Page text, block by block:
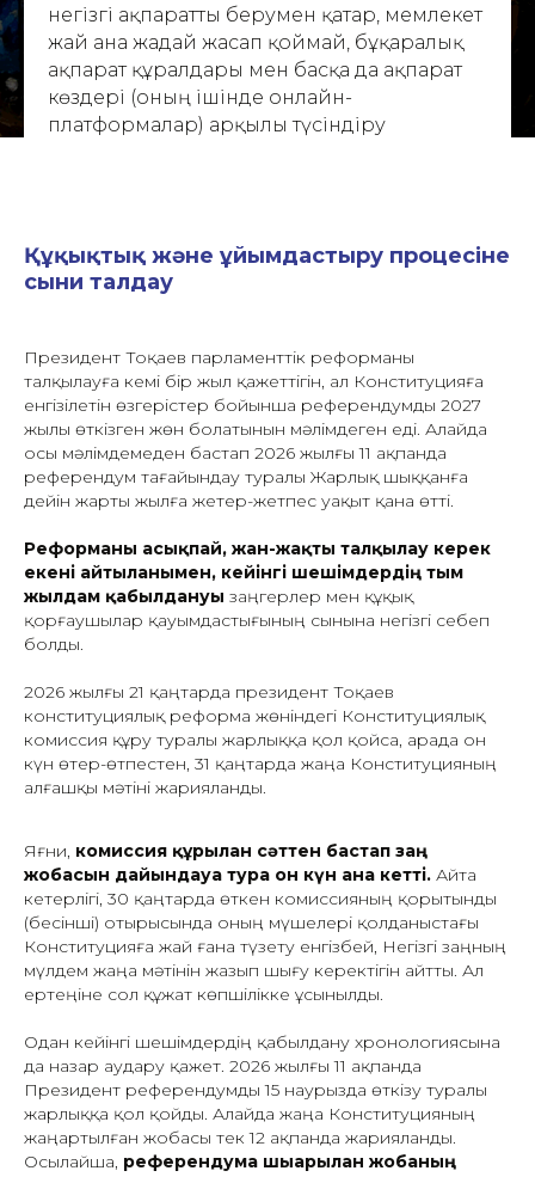
негізгі ақпаратты берумен қатар, мемлекет
жай ғана жағдай жасап қоймай, бұқаралық
ақпарат құралдары мен басқа да ақпарат
көздері (оның ішінде онлайн-
платформалар) арқылы түсіндіру
Құқықтық және ұйымдастыру процесіне
сыни талдау
Президент Тоқаев парламенттік реформаны
талқылауға кемі бір жыл қажеттігін, ал Конституцияға
енгізілетін өзгерістер бойынша референдумды 2027
жылы өткізген жөн болатынын мәлімдеген еді. Алайда
осы мәлімдемеден бастап 2026 жылғы 11 ақпанда
референдум тағайындау туралы Жарлық шыққанға
дейін жарты жылға жетер-жетпес уақыт қана өтті.
Реформаны асықпай, жан-жақты талқылау керек
екені айтылғанымен, кейінгі шешімдердің тым
жылдам қабылдануы заңгерлер мен құқық
қорғаушылар қауымдастығының сынына негізгі себеп
болды.
2026 жылғы 21 қаңтарда президент Тоқаев
конституциялық реформа жөніндегі Конституциялық
комиссия құру туралы жарлыққа қол қойса, арада он
күн өтер-өтпестен, 31 қаңтарда жаңа Конституцияның
алғашқы мәтіні жарияланды.
Яғни, комиссия құрылған сәттен бастап заң
жобасын дайындауға тура он күн ғана кетті. Айта
кетерлігі, 30 қаңтарда өткен комиссияның қорытынды
(бесінші) отырысында оның мүшелері қолданыстағы
Конституцияға жай ғана түзету енгізбей, Негізгі заңның
мүлдем жаңа мәтінін жазып шығу керектігін айтты. Ал
ертеңіне сол құжат көпшілікке ұсынылды.
Одан кейінгі шешімдердің қабылдану хронологиясына
да назар аудару қажет. 2026 жылғы 11 ақпанда
Президент референдумды 15 наурызда өткізу туралы
жарлыққа қол қойды. Алайда жаңа Конституцияның
жаңартылған жобасы тек 12 ақпанда жарияланды.
Осылайша, референдумға шығарылған жобаның